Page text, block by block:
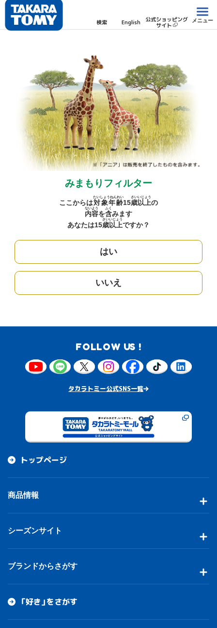
検索 English 公式ショッピング
サイト
メニュー
みまもりフィルター
ここからは対象年齢
たいしょうねんれい
15歳
さい
以上
いじょう
の
内容
ないよう
を含
ふく
みます
あなたは15歳
さい
以上
いじょう
ですか？
はい
いいえ
FOLLOW US !
タカラトミー公式SNS一覧
トップページ
商品情報
シーズンサイト
ブランドからさがす
「好き」をさがす